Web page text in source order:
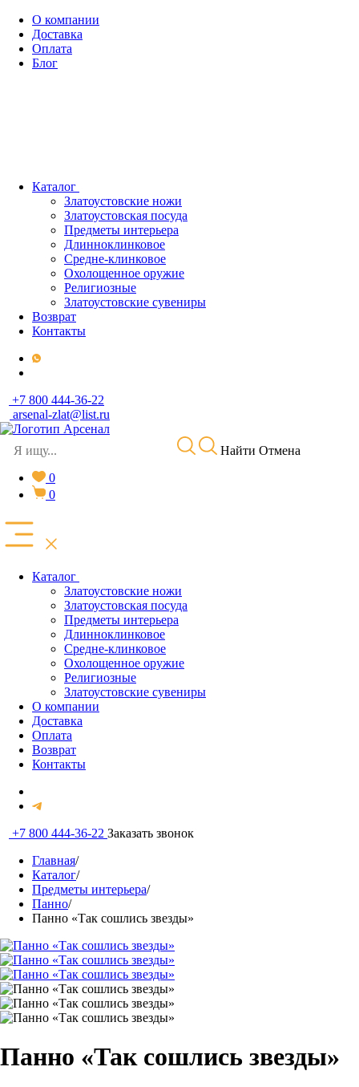
О компании
Доставка
Оплата
Блог
Каталог
Златоустовские ножи
Златоустовская посуда
Предметы интерьера
Длинноклинковое
Средне-клинковое
Охолощенное оружие
Религиозные
Златоустовские сувениры
Возврат
Контакты
+7 800 444-36-22
arsenal-zlat@list.ru
Найти Отмена
0
0
Каталог
Златоустовские ножи
Златоустовская посуда
Предметы интерьера
Длинноклинковое
Средне-клинковое
Охолощенное оружие
Религиозные
Златоустовские сувениры
О компании
Доставка
Оплата
Возврат
Контакты
+7 800 444-36-22 Заказать звонок
Главная/
Каталог/
Предметы интерьера/
Панно/
Панно «Так сошлись звезды»
Панно «Так сошлись звезды»